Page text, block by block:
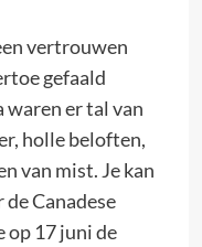
vertrouwen
gefaald
waren er tal van
holle beloften,
van mist. Je kan
Canadese
op 17 juni de